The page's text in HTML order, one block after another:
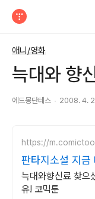
애니/영화
늑대와 향
에드몽단테스 2008. 4.
https://
판타지소설 지금
전권세트
늑대와향신료 찾으
유! 코믹툰